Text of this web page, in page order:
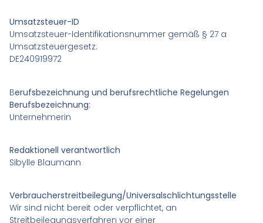
Umsatzsteuer-ID
Umsatzsteuer-Identifikationsnummer gemäß § 27 a
Umsatzsteuergesetz:
DE240919972
Berufsbezeichnung und berufsrechtliche Regelungen
Berufsbezeichnung:
Unternehmerin
Redaktionell verantwortlich
Sibylle Blaumann
Verbraucherstreitbeilegung/Universalschlichtungsstelle
Wir sind nicht bereit oder verpflichtet, an
Streitbeilegungsverfahren vor einer